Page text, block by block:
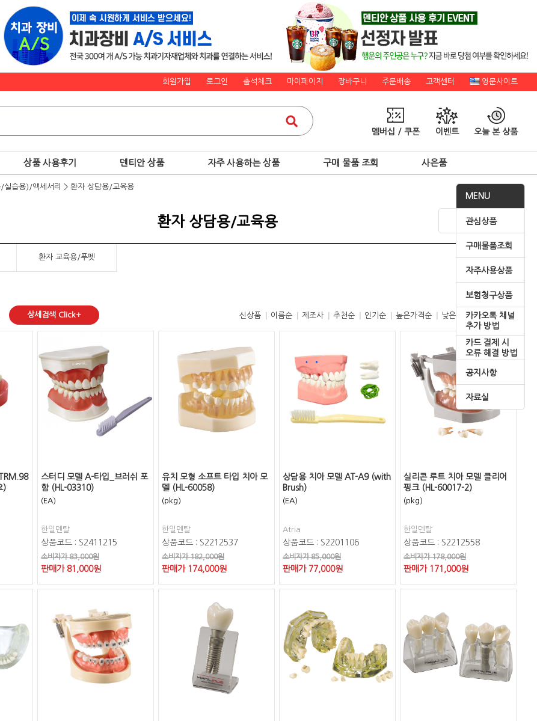
회원가입 로그인 출석체크 마이페이지 장바구니 주문배송 고객센터 영문사이트
멤버십 / 쿠폰 이벤트 오늘 본 상품
상품 사용후기 덴티안 상품 자주 사용하는 상품 구매 물품 조회 사은품
MENU
관심상품
구매물품조회
자주사용상품
보험청구상품
카카오톡 채널
추가 방법
카드 결제 시
오류 해결 방법
공지사항
자료실
실습용)/액세서리 > 환자 상담용/교육용
환자 상담용/교육용
환자 교육용/푸펫
상세검색 Click+ 신상품 이름순 제조사 추천순 인기순 높은가격순 낮은가격순
)
스터디 모델 A-타입_브러쉬 포
함 (HL-03310)
(EA)
한일덴탈
상품코드 : S2411215
소비자가 83,000원
판매가 81,000원
유치 모형 소프트 타입 치아 모
델 (HL-60058)
(pkg)
한일덴탈
상품코드 : S2212537
소비자가 182,000원
판매가 174,000원
상담용 치아 모델 AT-A9 (with
Brush)
(EA)
Atria
상품코드 : S2201106
소비자가 85,000원
판매가 77,000원
실리콘 루트 치아 모델 클리어
핑크 (HL-60017-2)
(pkg)
한일덴탈
상품코드 : S2212558
소비자가 178,000원
판매가 171,000원